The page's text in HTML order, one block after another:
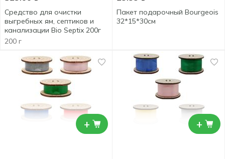
Средство для очистки
выгребных ям, септиков и
канализации Bio Septix 200г
200 г
Пакет подарочный Bourgeois
32*15*30см
+ +